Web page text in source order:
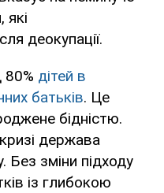
які
деокупації.
80% дітей в
батьків. Це
бідністю.
держава
Без зміни підходу
із глибокою